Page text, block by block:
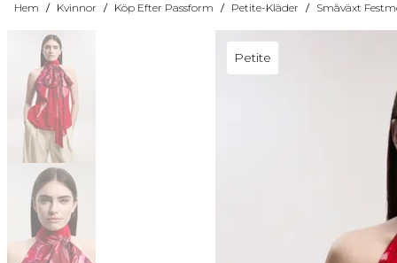
Hem / Kvinnor / Köp Efter Passform / Petite-Kläder / Småväxt
Petite